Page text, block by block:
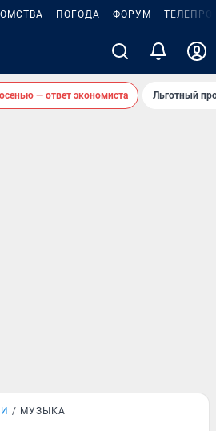
ПОГОДА ФОРУМ
— ответ экономиста Льготный
МУЗЫКА